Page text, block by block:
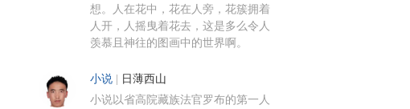
想。人在花中，花在人旁，花簇拥着
人开，人摇曳着花去，这是多么令人
羡慕且神往的图画中的世界啊。
小说 日薄西山
小说以省高院藏族法官罗布的第一人